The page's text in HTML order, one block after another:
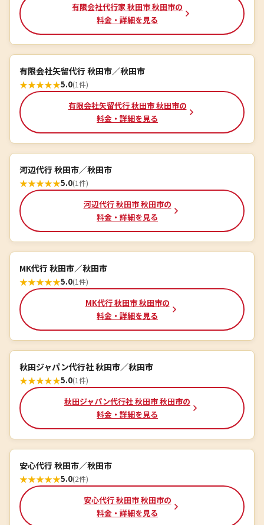
有限会社代行家 秋田市 秋田市の
料金・詳細を見る
有限会社矢留代行 秋田市／秋田市
★★★★★5.0(1件)
有限会社矢留代行 秋田市 秋田市の
料金・詳細を見る
河辺代行 秋田市／秋田市
★★★★★5.0(1件)
河辺代行 秋田市 秋田市の
料金・詳細を見る
MK代行 秋田市／秋田市
★★★★★5.0(1件)
MK代行 秋田市 秋田市の
料金・詳細を見る
秋田ジャパン代行社 秋田市／秋田市
★★★★★5.0(1件)
秋田ジャパン代行社 秋田市 秋田市の
料金・詳細を見る
安心代行 秋田市／秋田市
★★★★★5.0(2件)
安心代行 秋田市 秋田市の
料金・詳細を見る